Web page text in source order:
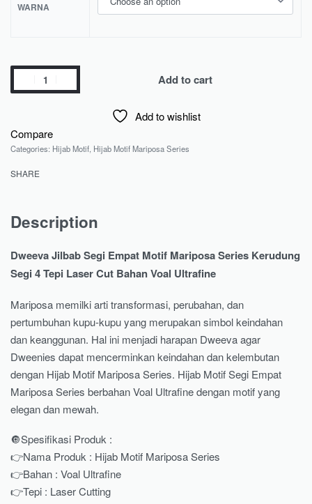
WARNA
Add to cart
Add to wishlist
Compare
Categories: Hijab Motif, Hijab Motif Mariposa Series
SHARE
Description
Dweeva Jilbab Segi Empat Motif Mariposa Series Kerudung
Segi 4 Tepi Laser Cut Bahan Voal Ultrafine
Mariposa memilki arti transformasi, perubahan, dan
pertumbuhan kupu-kupu yang merupakan simbol keindahan
dan keanggunan. Hal ini menjadi harapan Dweeva agar
Dweenies dapat mencerminkan keindahan dan kelembutan
dengan Hijab Motif Mariposa Series. Hijab Motif Segi Empat
Mariposa Series berbahan Voal Ultrafine dengan motif yang
elegan dan mewah.
🔘Spesifikasi Produk :
👉Nama Produk : Hijab Motif Mariposa Series
👉Bahan : Voal Ultrafine
👉Tepi : Laser Cutting